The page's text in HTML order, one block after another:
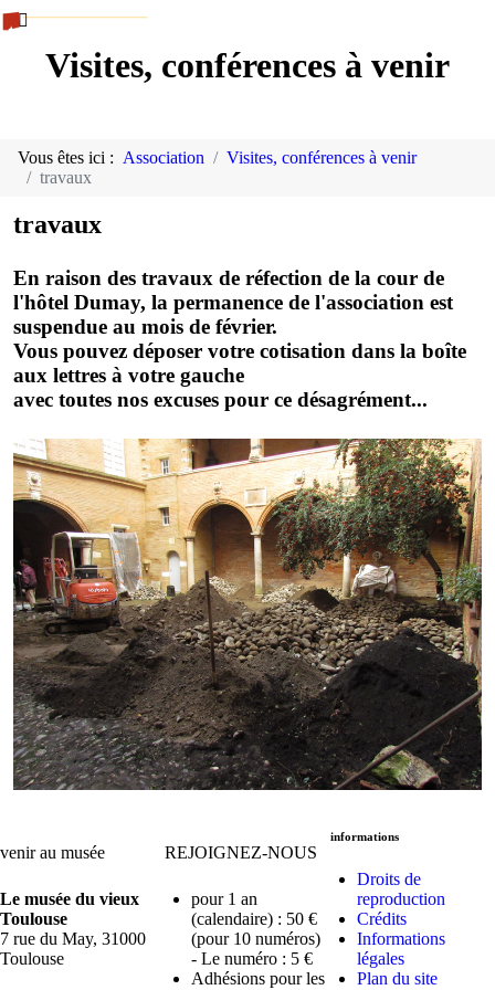
Visites, conférences à venir
Vous êtes ici : Association
Visites, conférences à venir
travaux
travaux
En raison des travaux de réfection de la cour de
l'hôtel Dumay, la permanence de l'association est
suspendue au mois de février.
Vous pouvez déposer votre cotisation dans la boîte
aux lettres à votre gauche
avec toutes nos excuses pour ce désagrément...
venir au musée
Le musée du vieux
Toulouse
7 rue du May, 31000
Toulouse
REJOIGNEZ-NOUS
pour 1 an
(calendaire) : 50 €
(pour 10 numéros)
- Le numéro : 5 €
Adhésions pour les
informations
Droits de
reproduction
Crédits
Informations
légales
Plan du site